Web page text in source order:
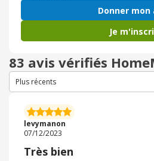
Donner mon
Je
83 avis vérifiés
levymanon
07/12/2023
Très bien